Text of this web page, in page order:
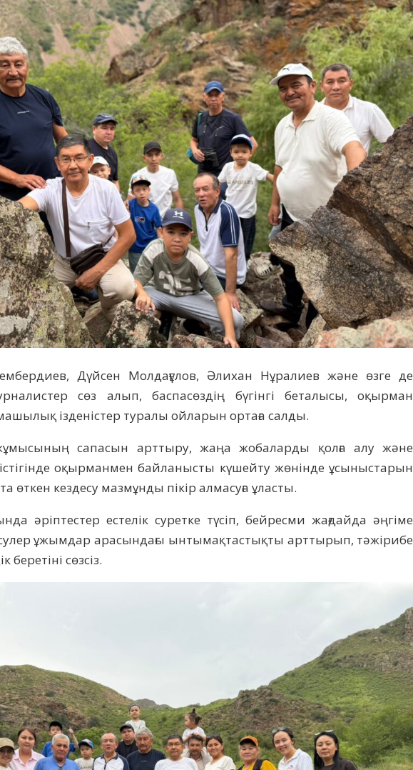
Дүйсен Молдағұлов, Әлихан Нұралиев және өзге де
сөз алып, баспасөздің бүгінгі беталысы, оқырман
ізденістер туралы ойларын ортаға салды.
сапасын арттыру, жаңа жобаларды қолға алу және
оқырманмен байланысты күшейту жөнінде ұсыныстарын
өткен кездесу мазмұнды пікір алмасуға ұласты.
әріптестер естелік суретке түсіп, бейресми жағдайда әңгіме
ұжымдар арасындағы ынтымақтастықты арттырып, тәжірибе
беретіні сөзсіз.